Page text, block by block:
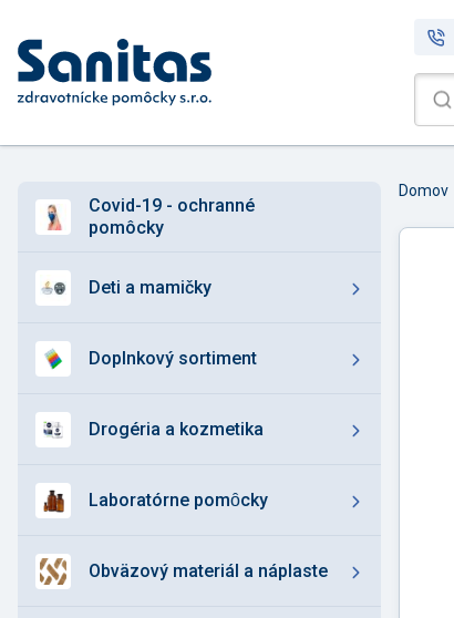
covid-19 - ochranné
pomôcky
deti a mamičky
doplnkový sortiment
drogéria a kozmetika
laboratórne pomȏcky
obväzový materiál a náplaste
Domov